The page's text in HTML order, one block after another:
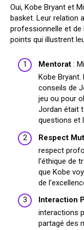
Oui, Kobe Bryant et
basket. Leur relation
professionnelle et de
points qui illustrent
Mentorat :
Kobe Bryant.
conseils de
jeu ou pour
Jordan était
questions et
Respect
respect
l’éthique de
que Kobe
de
Interaction
interactions
partagé des